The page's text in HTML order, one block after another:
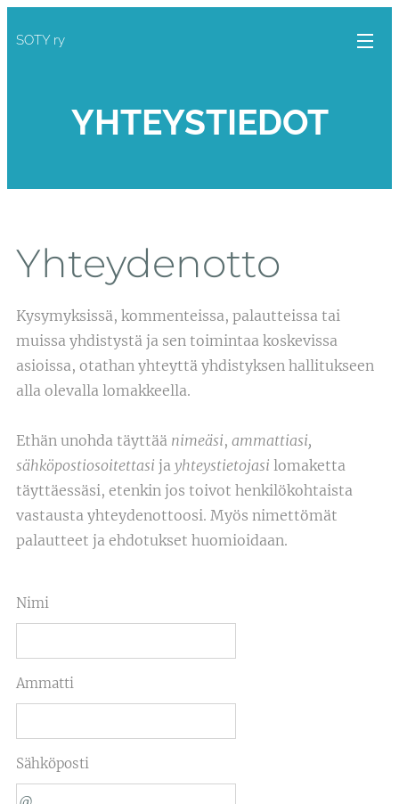
SOTY ry
YHTEYSTIEDOT
Yhteydenotto
Kysymyksissä, kommenteissa, palautteissa tai
muissa yhdistystä ja sen toimintaa koskevissa
asioissa, otathan yhteyttä yhdistyksen hallitukseen
alla olevalla lomakkeella.
Ethän unohda täyttää nimeäsi, ammattiasi,
sähköpostiosoitettasi ja yhteystietojasi lomaketta
täyttäessäsi, etenkin jos toivot henkilökohtaista
vastausta yhteydenottoosi. Myös nimettömät
palautteet ja ehdotukset huomioidaan.
Nimi
Ammatti
Sähköposti